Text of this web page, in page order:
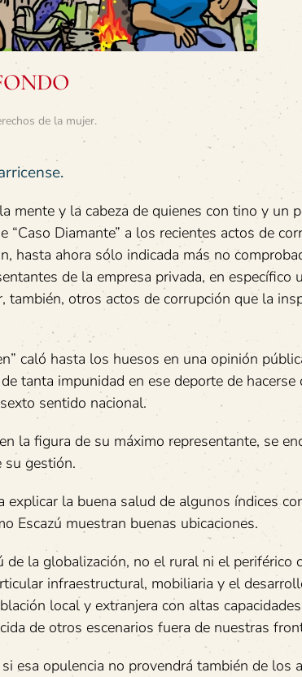
de la mujer.
mente y la cabeza de quienes con tino y un
Diamante” a los recientes actos de
hasta ahora sólo indicada más no
de la empresa privada, en específico
otros actos de corrupción que la
caló hasta los huesos en una opinión
tanta impunidad en ese deporte de hacerse
sentido nacional.
la figura de su máximo representante, se
su gestión.
la buena salud de algunos índices
Escazú muestran buenas ubicaciones.
la globalización, no el rural ni el periférico
infraestructural, mobiliaria y el
local y extranjera con altas
de otros escenarios fuera de nuestras
esa opulencia no provendrá también de los